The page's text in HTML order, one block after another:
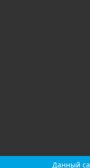
Карта сайтаДанный